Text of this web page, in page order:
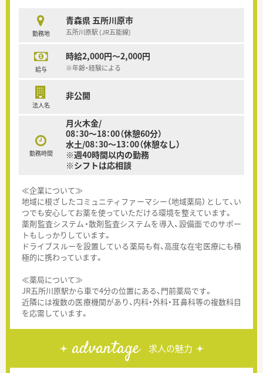
勤務地
青森県 五所川原市
五所川原駅 (JR五能線)
給与
時給2,000円～2,000円
※年齢・経験による
法人名
非公開
勤務時間
月火木金/
08：30～18：00（休憩60分）
水土/08：30～13：00（休憩なし）
※週40時間以内の勤務
※シフトは応相談
≪企業について≫
地域に根ざしたコミュニティファーマシー（地域薬局）として、い
つでも安心してお薬を使っていただける環境を整えています。
薬剤監査システム・散剤監査システムを導入、設備面でのサポー
トもしっかりしています。
ドライブスルーを設置している薬局も有、高度な在宅医療にも積
極的に携わっています。
≪薬局について≫
JR五所川原駅から車で4分の位置にある、門前薬局です。
近隣には複数の医療機関があり、内科・外科・耳鼻科等の複数科目
を応需しています。
advantage 求人の魅力